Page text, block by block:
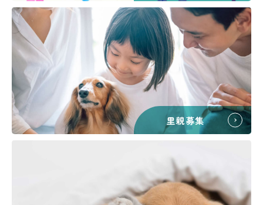
里親募集